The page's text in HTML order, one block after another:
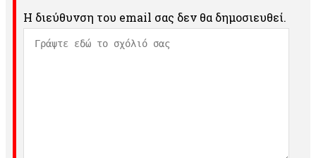
Η διεύθυνση του email σας δεν θα δημοσιευθεί.